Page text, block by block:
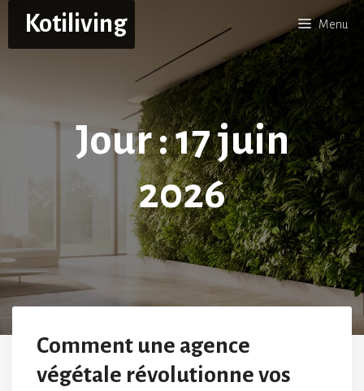
contenu
Kotiliving Menu
Jour :17 juin
2026
Comment une agence
végétale révolutionne vos